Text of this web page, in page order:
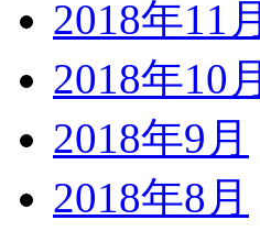
2018年11月
2018年10月
2018年9月
2018年8月